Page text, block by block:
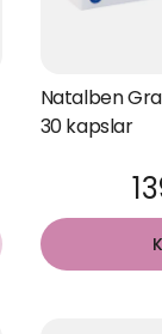
Natalben
30 kapslar